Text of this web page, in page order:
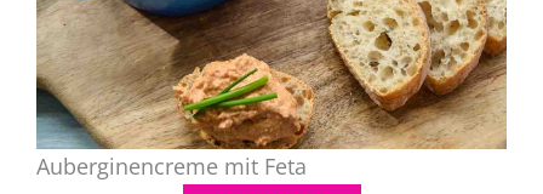
Auberginencreme mit Feta